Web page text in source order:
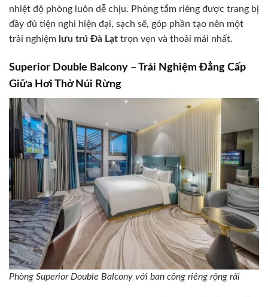
nhiệt độ phòng luôn dễ chịu. Phòng tắm riêng được trang bị
đầy đủ tiện nghi hiện đại, sạch sẽ, góp phần tạo nên một
trải nghiệm lưu trú Đà Lạt trọn vẹn và thoải mái nhất.
Superior Double Balcony – Trải Nghiệm Đẳng Cấp
Giữa Hơi Thở Núi Rừng
Phòng Superior Double Balcony với ban công riêng rộng rãi